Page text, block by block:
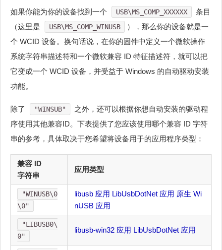
如果你能为你的设备找到一个 USB\MS_COMP_XXXXXX
条目
（这里是
USB\MS_COMP_WINUSB
），那么你的设备就是一
个 WCID 设备。换句话说，在你的固件中定义一个微软操作
系统字符串描述符和一个微软兼容 ID 特征描述符，就可以把
它变成一个 WCID 设备，并受益于 Windows 的自动驱动安装
功能。
除了 "WINSUB"
之外，还可以根据你想自动安装的驱动程
序使用其他兼容ID。下表提供了您应该使用哪个兼容 ID 字符
串的参考，具体取决于您希望将设备用于的应用程序类型：
兼容 ID
字符串
应用类型
"WINUSB\0
\0"
libusb 应用 LibUsbDotNet 应用 原生 Wi
nUSB 应用
"LIBUSB0\
0"
libusb-win32 应用 LibUsbDotNet 应用